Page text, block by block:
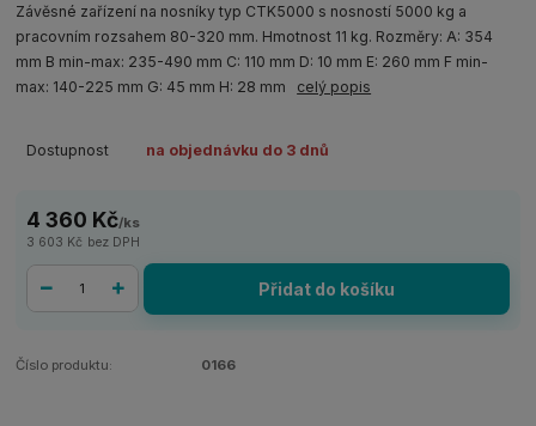
Závěsné zařízení na nosníky typ CTK5000 s nosností 5000 kg a
pracovním rozsahem 80-320 mm. Hmotnost 11 kg. Rozměry: A: 354
mm B min-max: 235-490 mm C: 110 mm D: 10 mm E: 260 mm F min-
max: 140-225 mm G: 45 mm H: 28 mm celý popis
Dostupnost na objednávku do 3 dnů
4 360 Kč/ks
3 603 Kč bez DPH
Přidat do košíku
Číslo produktu: 0166